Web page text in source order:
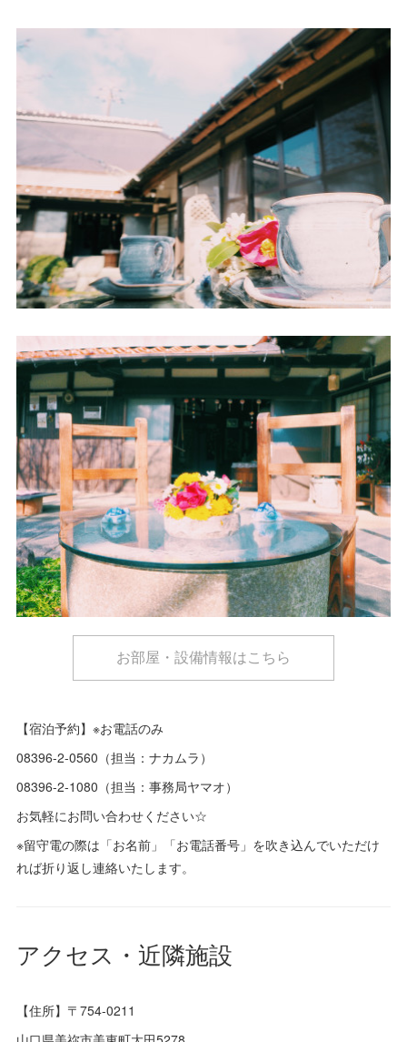
お部屋・設備情報はこちら
【宿泊予約】※お電話のみ
08396-2-0560（担当：ナカムラ）
08396-2-1080（担当：事務局ヤマオ）
お気軽にお問い合わせください☆
※留守電の際は「お名前」「お電話番号」を吹き込んでいただけ
れば折り返し連絡いたします。
アクセス・近隣施設
【住所】〒754-0211